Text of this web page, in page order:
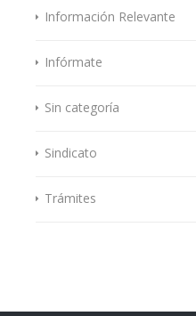
Información Relevante
Infórmate
Sin categoría
Sindicato
Trámites